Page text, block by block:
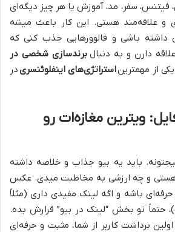
فیتنس، سفر، مد، آموزش یا هر چیز دیگه‌ای
و علاقه‌مند هستی. این کار باعث میشه
باشی و فالوورهایی جذب کنی که
دارن و به دنبال برندسازی شخصی در
از مهمتریناستراتژی‌های اینفلوئنسریدر
ویترین مغازه‌ات رو
باید یه بیو جذاب و خلاصه داشته
و چه ارزشی به مخاطبت میدی. عکس
باشه و اگه لینک مفیدی داری (مثلاً
حتماً تو بخش “لینک در بیو” قرارش بده.
برداشت کاربر از شما، مثبت و حرفه‌ای